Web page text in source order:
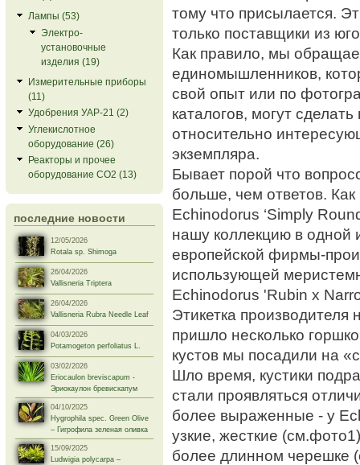
Лампы (53)
Электро-
установочные
изделия (19)
Измерительные приборы
(11)
Удобрения УАР-21 (2)
Углекислотное
оборудование (26)
Реакторы и прочее
оборудование СО2 (13)
последние новости
12/05/2026
Rotala sp. Shimoga
26/04/2026
Vallisneria Triptera
26/04/2026
Vallisneria Rubra Needle Leaf
04/03/2026
Potamogeton perfoliatus L.
03/02/2026
Eriocaulon breviscapum -
Эриокаулон бревискапум
04/10/2025
Hygrophila spec. Green Olive
– Гигрофила зеленая оливка
15/09/2025
Ludwigia polycarpa –
тому что присылается.
только поставщики из
Как правило, мы
единомышленников,
свой опыт или по
каталогов, могут
относительно
экземпляра.
Бывает порой что
больше, чем ответов. Как
Echinodorus ‘Simply
нашу коллекцию в одной
европейской фирмы-
использующей
Echinodorus 'Rubin x
Этикетка
пришло несколько
кустов мы посадили на
Шло время, кустики
стали проявляться
более выраженные - у
узкие, жесткие
более длинном черешке